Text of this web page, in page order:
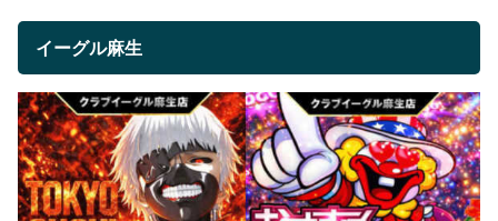
イーグル麻生